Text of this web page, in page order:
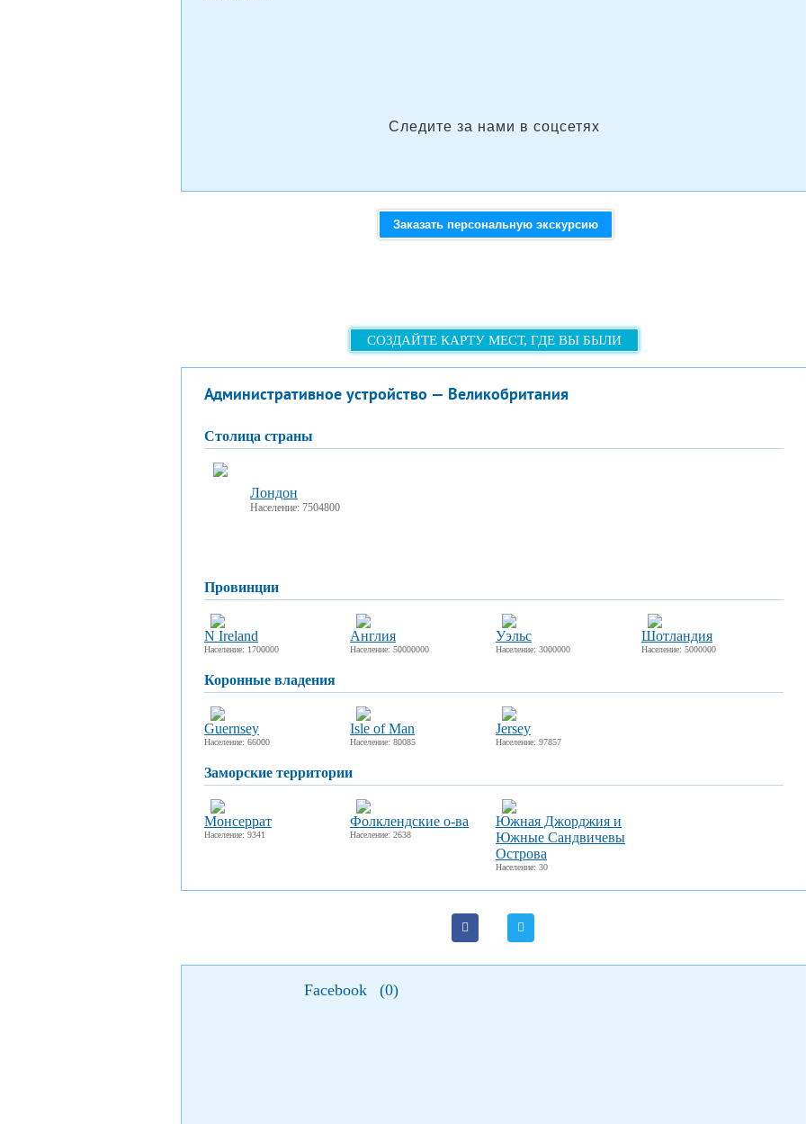
Следите за нами в соцсетях
Заказать персональную экскурсию
СОЗДАЙТЕ КАРТУ МЕСТ, ГДЕ ВЫ БЫЛИ
Административное устройство — Великобритания
столица страны
Лондон
Население: 7504800
провинции
N Ireland
Население: 1700000
Англия
Население: 50000000
Уэльс
Население: 3000000
Шотландия
Население: 5000000
коронные владения
Guernsey
Население: 66000
Isle of Man
Население: 80085
Jersey
Население: 97857
заморские территории
Монсеррат
Население: 9341
Фолклендские о-ва
Население: 2638
Южная Джорджия и
Южные Сандвичевы
Острова
Население: 30
Facebook (0)